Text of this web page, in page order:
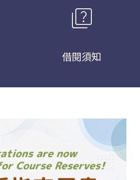
quiz
借閱須知